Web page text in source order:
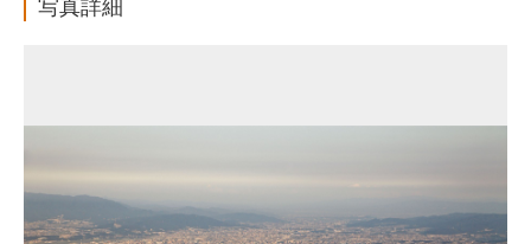
写真詳細